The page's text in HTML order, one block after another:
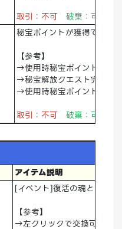
取引：不可
破棄：可能
秘宝ポイントが獲得できる
【参考】
→使用時秘宝ポイント
→秘宝解放クエスト完了後
→使用時秘宝ポイント最大
取引：不可
破棄：可能
アイテム説明
[イベント]復活の魂と交換で
【参考】
→左クリックで交換可能